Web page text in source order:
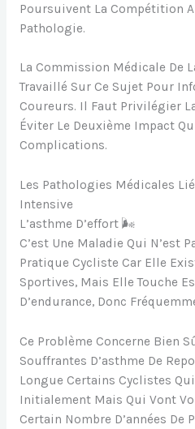
Poursuivent La Compétition
Pathologie.
La Commission Médicale De
Travaillé Sur Ce Sujet Pour
Coureurs. Il Faut Privilégier
Éviter Le Deuxième Impact
Complications.
Les Pathologies Médicales
Intensive
L’asthme D’effort 🌬
C’est Une Maladie Qui N’est
Pratique Cycliste Car Elle
Sportives, Mais Elle Touche
D’endurance, Donc
Ce Problème Concerne Bien
Souffrantes D’asthme De
Longue Certains Cyclistes
Initialement Mais Qui Vont
Certain Nombre D’années De